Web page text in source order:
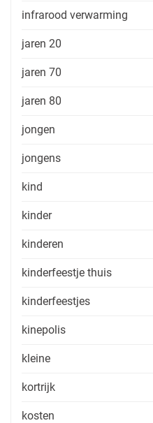
infrarood verwarming
jaren 20
jaren 70
jaren 80
jongen
jongens
kind
kinder
kinderen
kinderfeestje thuis
kinderfeestjes
kinepolis
kleine
kortrijk
kosten